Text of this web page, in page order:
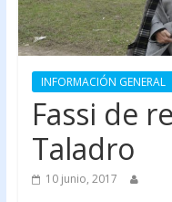
INFORMACIÓN GENERAL
Fassi de
Taladro
10 junio, 2017